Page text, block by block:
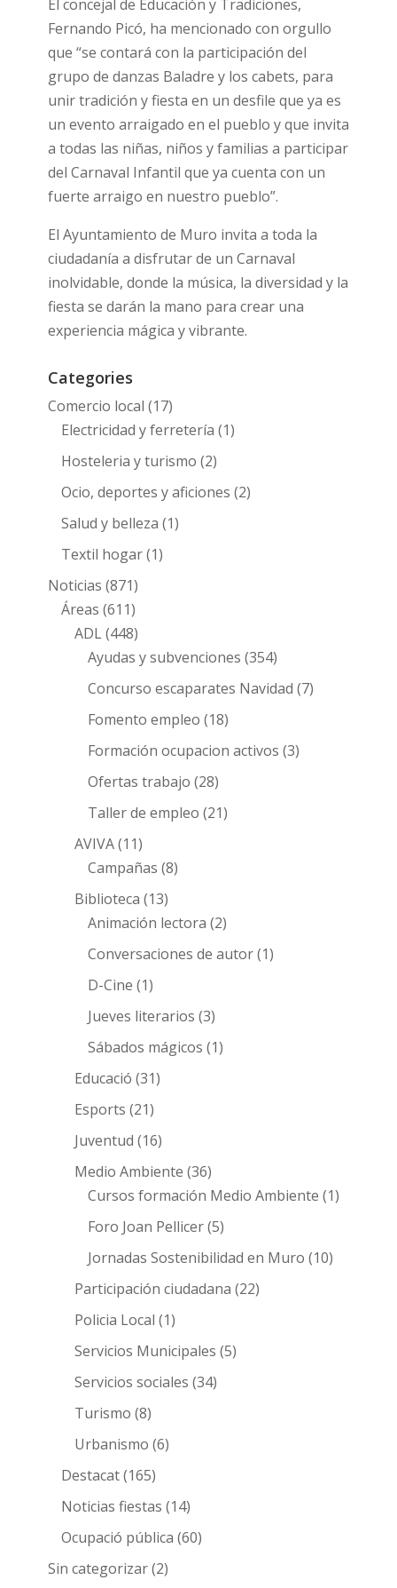
El concejal de Educación y Tradiciones,
Fernando Picó, ha mencionado con orgullo
que “se contará con la participación del
grupo de danzas Baladre y los cabets, para
unir tradición y fiesta en un desfile que ya es
un evento arraigado en el pueblo y que invita
a todas las niñas, niños y familias a participar
del Carnaval Infantil que ya cuenta con un
fuerte arraigo en nuestro pueblo”.
El Ayuntamiento de Muro invita a toda la
ciudadanía a disfrutar de un Carnaval
inolvidable, donde la música, la diversidad y la
fiesta se darán la mano para crear una
experiencia mágica y vibrante.
Categories
Comercio local (17)
Electricidad y ferretería (1)
Hosteleria y turismo (2)
Ocio, deportes y aficiones (2)
Salud y belleza (1)
Textil hogar(1)
Noticias (871)
Áreas (611)
ADL(448)
Ayudas y subvenciones (354)
Concurso escaparates Navidad (7)
Fomento empleo (18)
Formación ocupacion activos (3)
Ofertas trabajo (28)
Taller de empleo (21)
AVIVA(11)
Campañas (8)
Biblioteca (13)
Animación lectora (2)
Conversaciones de autor(1)
D-Cine (1)
Jueves literarios (3)
Sábados mágicos (1)
Educació (31)
Esports (21)
Juventud (16)
Medio Ambiente (36)
Cursos formación Medio Ambiente (1)
Foro Joan Pellicer(5)
Jornadas Sostenibilidad en Muro (10)
Participación ciudadana (22)
Policia Local (1)
Servicios Municipales (5)
Servicios sociales (34)
Turismo (8)
Urbanismo (6)
Destacat(165)
Noticias fiestas (14)
Ocupació pública (60)
Sin categorizar(2)